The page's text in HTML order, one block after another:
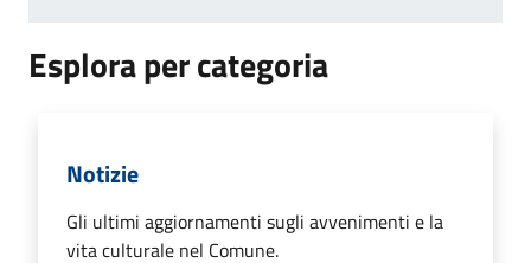
Esplora per categoria
Notizie
Gli ultimi aggiornamenti sugli avvenimenti e la
vita culturale nel Comune.